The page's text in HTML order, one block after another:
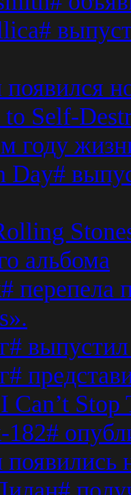
появился
Self-
году
Day#
альбома
перепела
Can’t
появились